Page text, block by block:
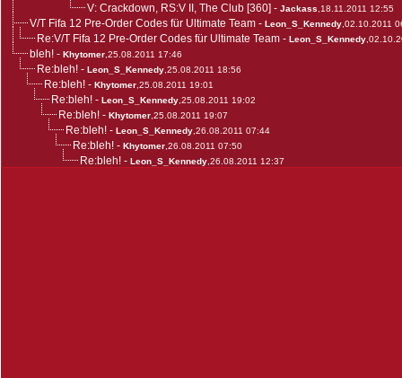
V: Crackdown, RS:V II, The Club [360] - Jackass ,18.11.2011 12:55
V/T Fifa 12 Pre-Order Codes für Ultimate Team - Leon_S_Kennedy ,02.10.2011
Re:V/T Fifa 12 Pre-Order Codes für Ultimate Team - Leon_S_Kennedy
bleh! - Khytomer ,25.08.2011 17:46
Re:bleh! - Leon_S_Kennedy ,25.08.2011 18:56
Re:bleh! - Khytomer ,25.08.2011 19:01
Re:bleh! - Leon_S_Kennedy ,25.08.2011 19:02
Re:bleh! - Khytomer ,25.08.2011 19:07
Re:bleh! - Leon_S_Kennedy ,26.08.2011 07:44
Re:bleh! - Khytomer ,26.08.2011 07:50
Re:bleh! - Leon_S_Kennedy ,26.08.2011 12:37